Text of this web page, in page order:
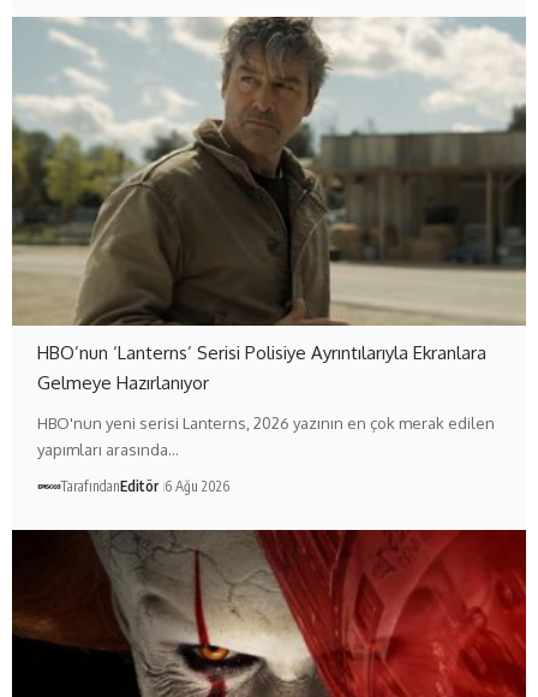
HBO’nun ‘Lanterns’ Serisi Polisiye Ayrıntılarıyla Ekranlara
Gelmeye Hazırlanıyor
HBO'nun yeni serisi Lanterns, 2026 yazının en çok merak edilen
yapımları arasında…
TarafındanEditör 6 Ağu 2026